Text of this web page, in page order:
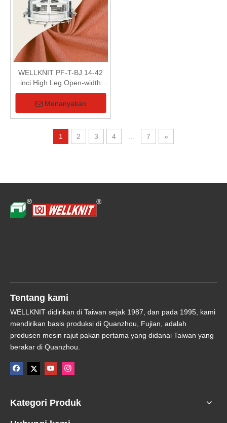
WELLKNIT PF-T-BJ 14-42
inci High Leg Open-width
Single Circular Knitting
Machine Untuk Tekstil
Menanyakan
1 2 3 4 ... 7 »
Tentang kami
WELLKNIT didirikan di Taiwan sejak 1987, dan pada 1995, kami
mendirikan basis produksi di Quanzhou, Fujian, adalah
produsen mesin rajut pakan pertama yang didanai Taiwan yang
berakar di Quanzhou.
Kategori Produk